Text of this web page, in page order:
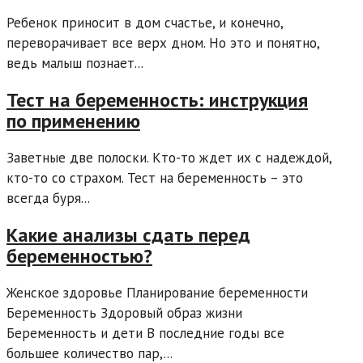
Ребенок приносит в дом счастье, и конечно,
переворачивает все верх дном. Но это и понятно,
ведь малыш познает...
Тест на беременность: инструкция
по применению
Заветные две полоски. Кто-то ждет их с надеждой,
кто-то со страхом. Тест на беременность – это
всегда буря...
Какие анализы сдать перед
беременностью?
Женское здоровье Планирование беременности
Беременность Здоровый образ жизни
Беременность и дети В последние годы все
большее количество пар,...